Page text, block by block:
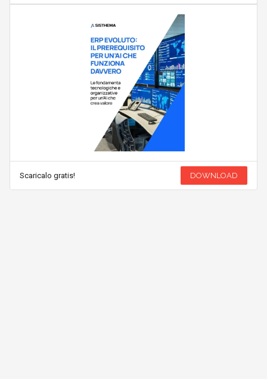
Scaricalo gratis! DOWNLOAD